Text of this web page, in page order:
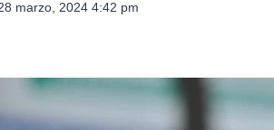
marzo, 2024 4:42 pm